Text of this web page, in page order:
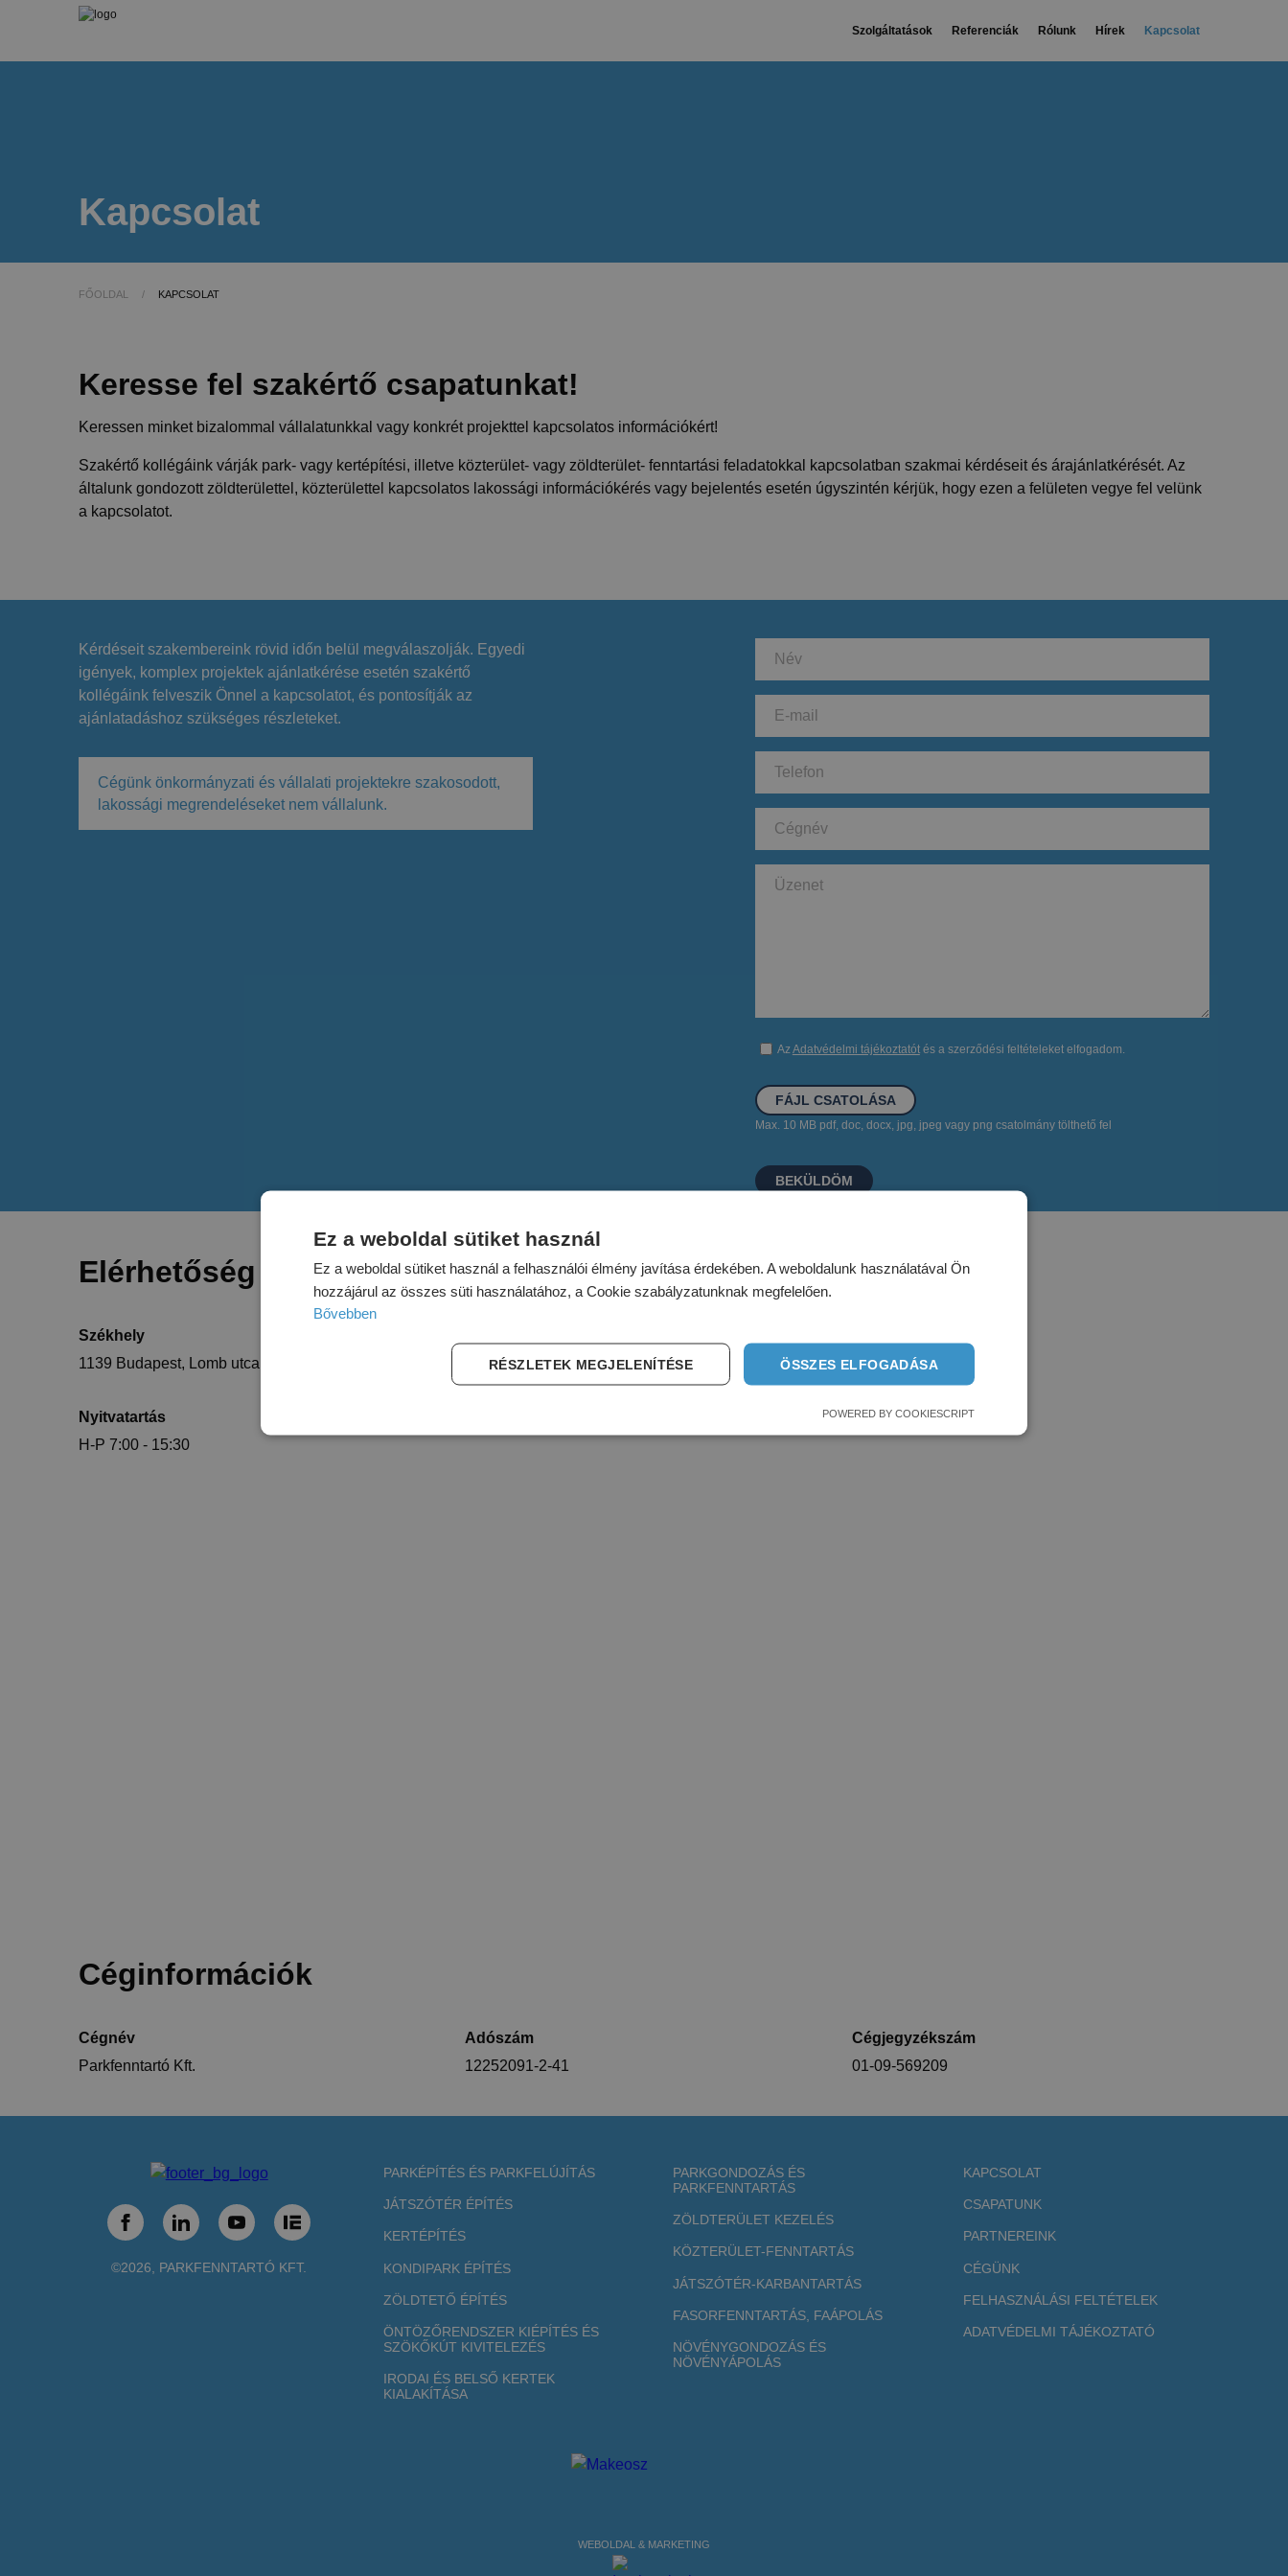
Szolgáltatások Referenciák Rólunk Hírek Kapcsolat
Kapcsolat
FŐOLDAL / KAPCSOLAT
Keresse fel szakértő csapatunkat!
Keressen minket bizalommal vállalatunkkal vagy konkrét projekttel kapcsolatos információkért!
Szakértő kollégáink várják park- vagy kertépítési, illetve közterület- vagy zöldterület- fenntartási feladatokkal kapcsolatban szakmai kérdéseit és árajánlatkérését. Az
általunk gondozott zöldterülettel, közterülettel kapcsolatos lakossági információkérés vagy bejelentés esetén úgyszintén kérjük, hogy ezen a felületen vegye fel velünk
a kapcsolatot.
Kérdéseit szakembereink rövid időn belül megválaszolják. Egyedi
igények, komplex projektek ajánlatkérése esetén szakértő
kollégáink felveszik Önnel a kapcsolatot, és pontosítják az
ajánlatadáshoz szükséges részleteket.
Cégünk önkormányzati és vállalati projektekre szakosodott,
lakossági megrendeléseket nem vállalunk.
AzAdatvédelmi tájékoztatótés a szerződési feltételeket elfogadom.
FÁJL CSATOLÁSA
Max. 10 MB pdf, doc, docx, jpg, jpeg vagy png csatolmány tölthető fel
Elérhetőség
Székhely
1139 Budapest, Lomb utca 35.
info@parkfenntarto.hu
Nyitvatartás
H-P 7:00 - 15:30
Céginformációk
Cégnév
Parkfenntartó Kft.
Adószám
12252091-2-41
Cégjegyzékszám
01-09-569209
©2026, PARKFENNTARTÓ KFT.
PARKÉPÍTÉS ÉS PARKFELÚJÍTÁS
JÁTSZÓTÉR ÉPÍTÉS
KERTÉPÍTÉS
KONDIPARK ÉPÍTÉS
ZÖLDTETŐ ÉPÍTÉS
ÖNTÖZŐRENDSZER KIÉPÍTÉS ÉS
SZÖKŐKÚT KIVITELEZÉS
IRODAI ÉS BELSŐ KERTEK
KIALAKÍTÁSA
PARKGONDOZÁS ÉS
PARKFENNTARTÁS
ZÖLDTERÜLET KEZELÉS
KÖZTERÜLET-FENNTARTÁS
JÁTSZÓTÉR-KARBANTARTÁS
FASORFENNTARTÁS, FAÁPOLÁS
NÖVÉNYGONDOZÁS ÉS
NÖVÉNYÁPOLÁS
KAPCSOLAT
CSAPATUNK
PARTNEREINK
CÉGÜNK
FELHASZNÁLÁSI FELTÉTELEK
ADATVÉDELMI TÁJÉKOZTATÓ
WEBOLDAL & MARKETING
Ez a weboldal sütiket használ
Ez a weboldal sütiket használ a felhasználói élmény javítása érdekében. A weboldalunk használatával Ön
hozzájárul az összes süti használatához, a Cookie szabályzatunknak megfelelően.
Bővebben
ÖSSZES ELFOGADÁSA
RÉSZLETEK MEGJELENÍTÉSE
POWERED BY COOKIESCRIPT